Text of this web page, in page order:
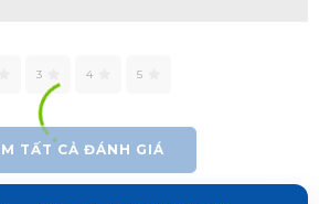
3 4 5
TẤT CẢ ĐÁNH GIÁ